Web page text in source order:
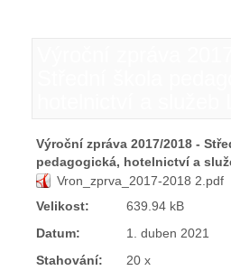
Výroční zpráva 2017/2018 -
pedagogická, hotelnictví a
Vron_zprva_2017-2018 2.pdf
Velikost:
639.94 kB
Datum:
1. duben 2021
Stahování:
20 x